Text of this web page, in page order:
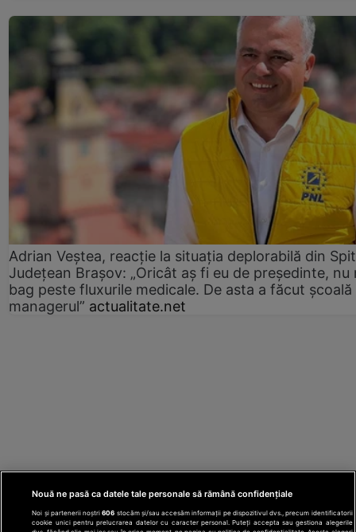
Adrian Veștea, reacție la situația deplorabilă din
Județean Brașov: „Oricât aș fi eu de președinte, nu
bag peste fluxurile medicale. De asta a făcut școală
managerul” actualitate.net
Nouă ne pasă ca datele tale personale să rămână confidențiale
Noi și partenerii noștri606 stocăm și/sau accesăm informații pe dispozitivul dvs., precum identificatorii
cookie unici pentru prelucrarea datelor cu caracter personal. Puteți accepta sau gestiona alegerile